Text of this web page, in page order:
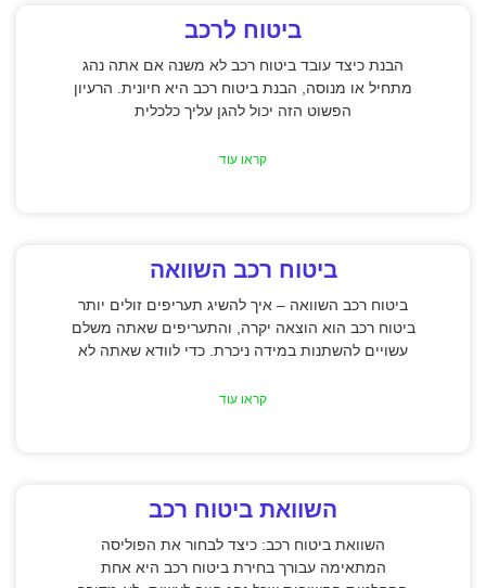
ביטוח לרכב
הבנת כיצד עובד ביטוח רכב לא משנה אם אתה נהג
מתחיל או מנוסה, הבנת ביטוח רכב היא חיונית. הרעיון
הפשוט הזה יכול להגן עליך כלכלית
קראו עוד
ביטוח רכב השוואה
ביטוח רכב השוואה – איך להשיג תעריפים זולים יותר
ביטוח רכב הוא הוצאה יקרה, והתעריפים שאתה משלם
עשויים להשתנות במידה ניכרת. כדי לוודא שאתה לא
קראו עוד
השוואת ביטוח רכב
השוואת ביטוח רכב: כיצד לבחור את הפוליסה
המתאימה עבורך בחירת ביטוח רכב היא אחת